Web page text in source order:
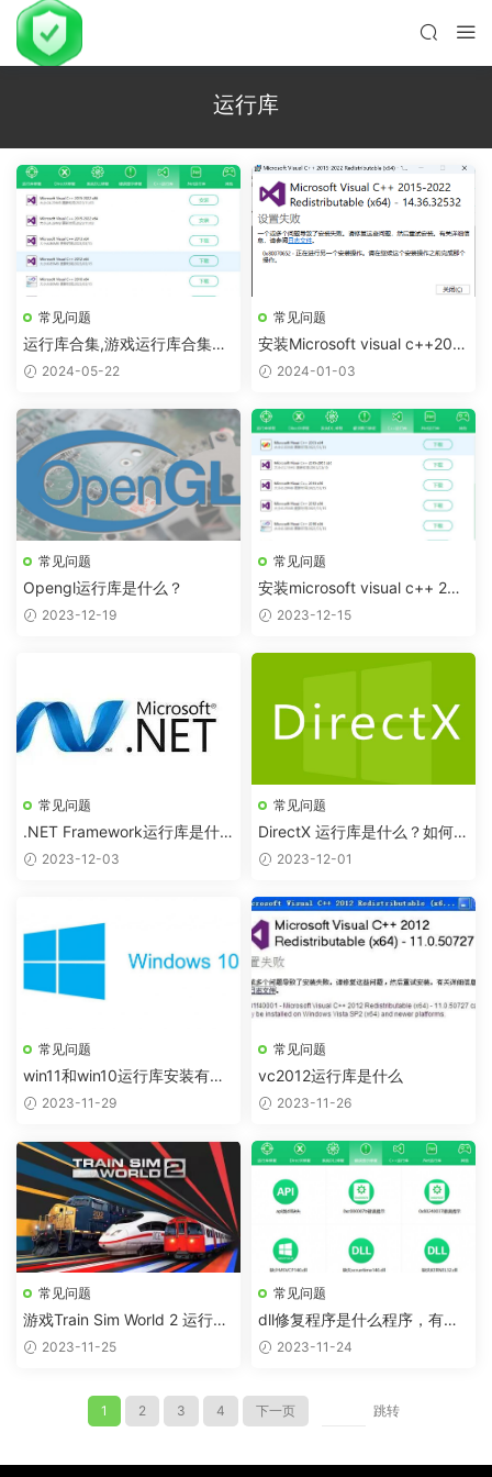
运行库
常见问题
运行库合集,游戏运行库合集，
整理+下载
2024-05-22
常见问题
安装Microsoft visual c++201
5-2019 Redistributable运行
2024-01-03
常见问题
Opengl运行库是什么？
2023-12-19
常见问题
安装microsoft visual c++ 201
5-2022 redistributable(x86)
2023-12-15
常见问题
.NET Framework运行库是什
么？2023-12-03
常见问题
DirectX 运行库是什么？如何下
载安装？
2023-12-01
常见问题
win11和win10运行库安装有区
别吗？
2023-11-29
常见问题
vc2012运行库是什么
2023-11-26
常见问题
游戏Train Sim World 2 运行提
示需要以下组件：Microsoft Vi
2023-11-25
常见问题
dll修复程序是什么程序，有哪
些？2023-11-24
1 2 3 4 下一页 跳转